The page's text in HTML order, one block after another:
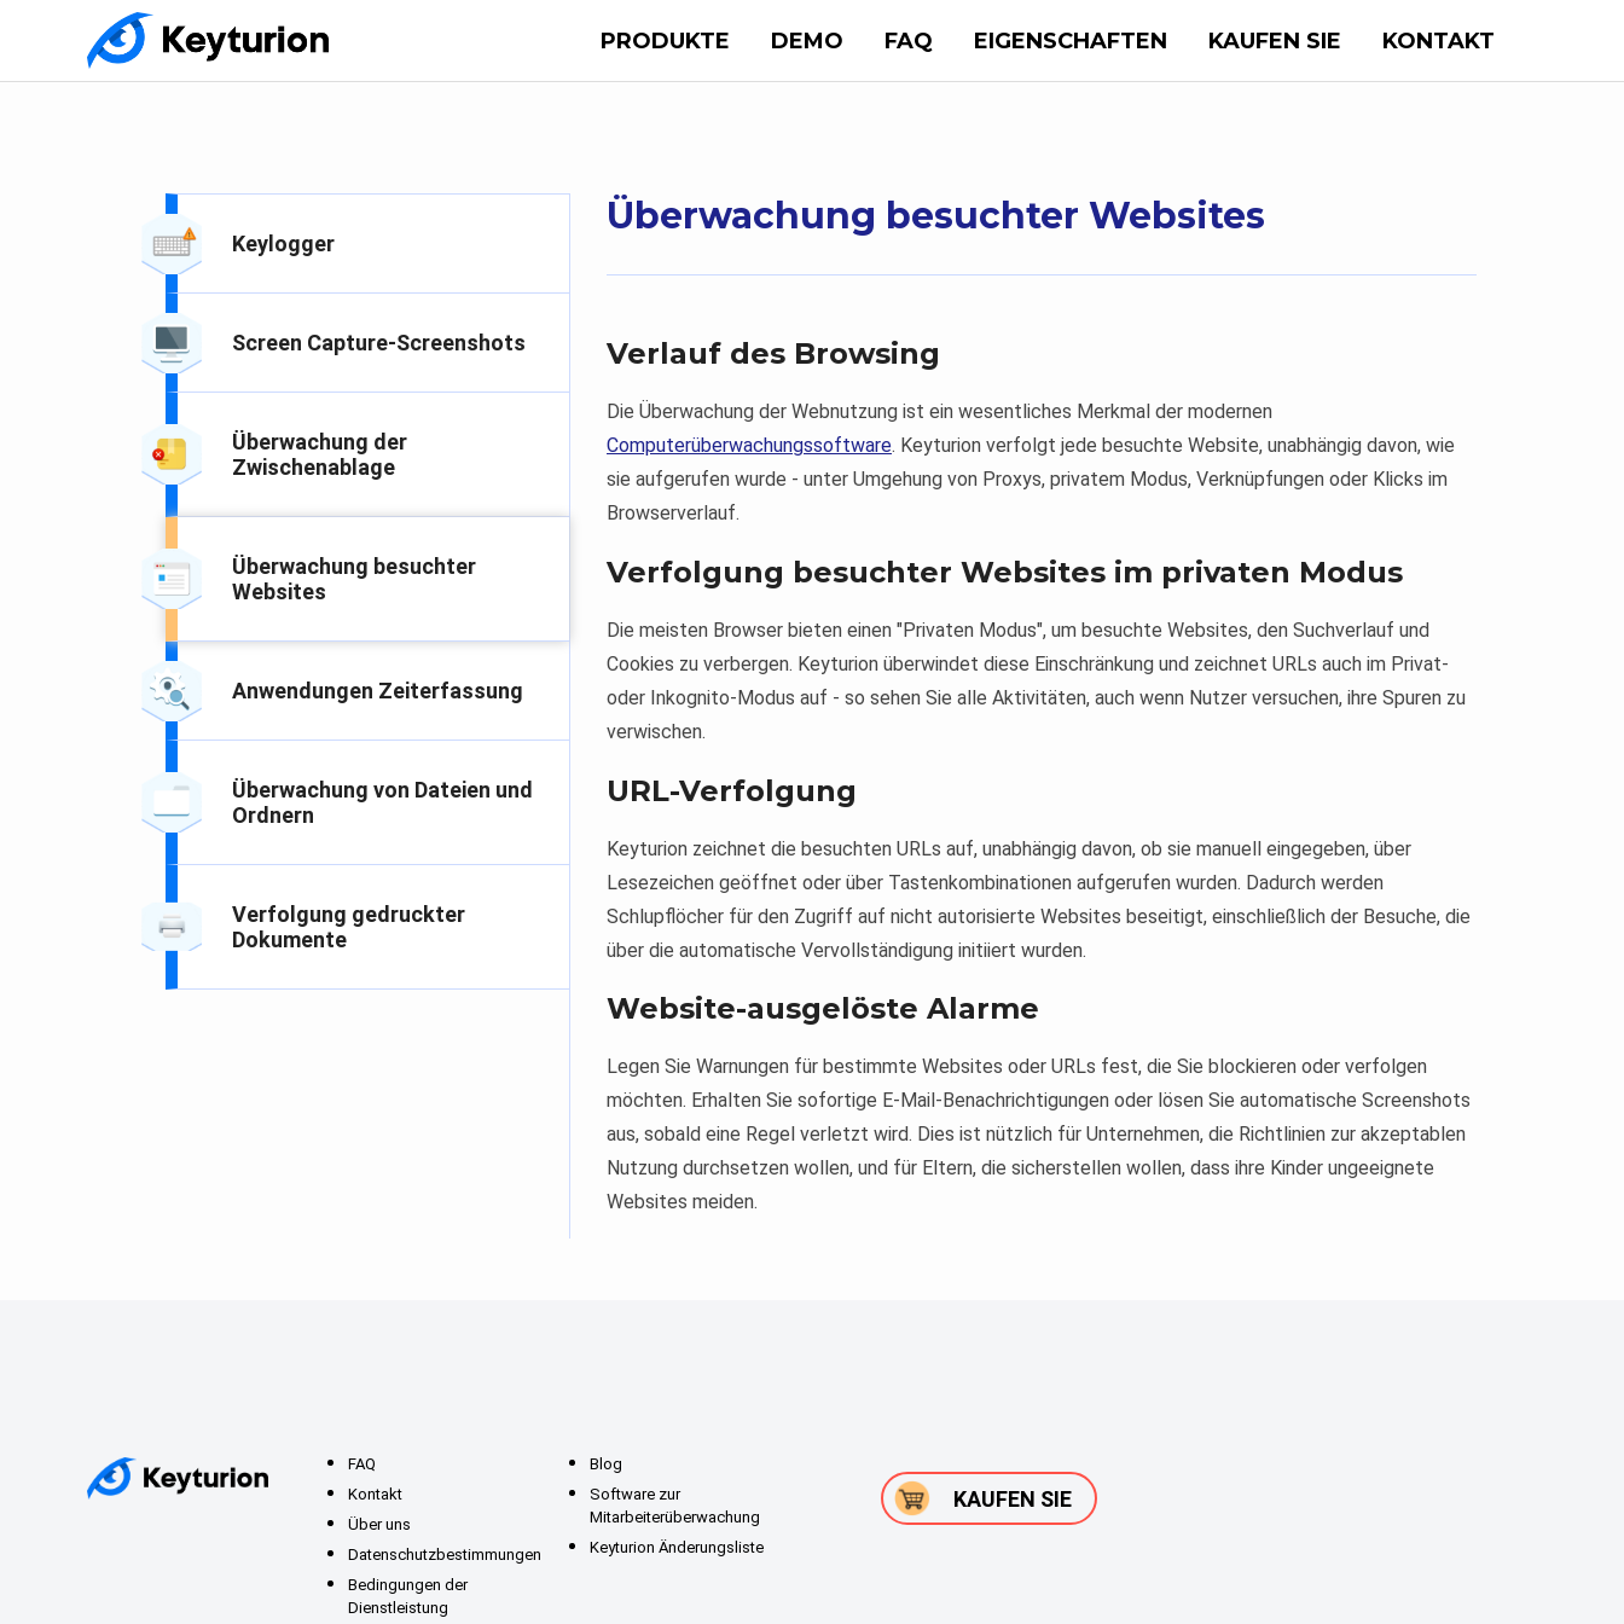
PRODUKTE DEMO FAQ EIGENSCHAFTEN KAUFEN SIE KONTAKT
Überwachung besuchter Websites
Verlauf des Browsing
Die Überwachung der Webnutzung ist ein wesentliches Merkmal der modernen
Computerüberwachungssoftware. Keyturion verfolgt jede besuchte Website, unabhängig davon, wie
sie aufgerufen wurde - unter Umgehung von Proxys, privatem Modus, Verknüpfungen oder Klicks im
Browserverlauf.
Verfolgung besuchter Websites im privaten Modus
Die meisten Browser bieten einen "Privaten Modus", um besuchte Websites, den Suchverlauf und
Cookies zu verbergen. Keyturion überwindet diese Einschränkung und zeichnet URLs auch im Privat-
oder Inkognito-Modus auf - so sehen Sie alle Aktivitäten, auch wenn Nutzer versuchen, ihre Spuren zu
verwischen.
URL-Verfolgung
Keyturion zeichnet die besuchten URLs auf, unabhängig davon, ob sie manuell eingegeben, über
Lesezeichen geöffnet oder über Tastenkombinationen aufgerufen wurden. Dadurch werden
Schlupflöcher für den Zugriff auf nicht autorisierte Websites beseitigt, einschließlich der Besuche, die
über die automatische Vervollständigung initiiert wurden.
Website-ausgelöste Alarme
Legen Sie Warnungen für bestimmte Websites oder URLs fest, die Sie blockieren oder verfolgen
möchten. Erhalten Sie sofortige E-Mail-Benachrichtigungen oder lösen Sie automatische Screenshots
aus, sobald eine Regel verletzt wird. Dies ist nützlich für Unternehmen, die Richtlinien zur akzeptablen
Nutzung durchsetzen wollen, und für Eltern, die sicherstellen wollen, dass ihre Kinder ungeeignete
Websites meiden.
Keylogger
Screen Capture-Screenshots
Überwachung der
Zwischenablage
Überwachung besuchter
Websites
Anwendungen Zeiterfassung
Überwachung von Dateien und
Ordnern
Verfolgung gedruckter
Dokumente
FAQ
Kontakt
Über uns
Datenschutzbestimmungen
Bedingungen der
Dienstleistung
Blog
Software zur
Mitarbeiterüberwachung
Keyturion Änderungsliste
KAUFEN SIE